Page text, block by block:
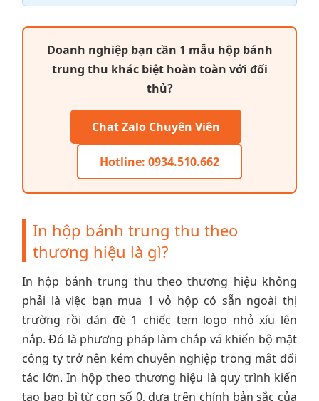
Doanh nghiệp bạn cần 1 mẫu hộp bánh
trung thu khác biệt hoàn toàn với đối
thủ?
Chat Zalo Chuyên Viên
Hotline: 0934.510.662
In hộp bánh trung thu theo
thương hiệu là gì?
In hộp bánh trung thu theo thương hiệu không
phải là việc bạn mua 1 vỏ hộp có sẵn ngoài thị
trường rồi dán đè 1 chiếc tem logo nhỏ xíu lên
nắp. Đó là phương pháp làm chắp vá khiến bộ mặt
công ty trở nên kém chuyên nghiệp trong mắt đối
tác lớn. In hộp theo thương hiệu là quy trình kiến
tạo bao bì từ con số 0, dựa trên chính bản sắc của